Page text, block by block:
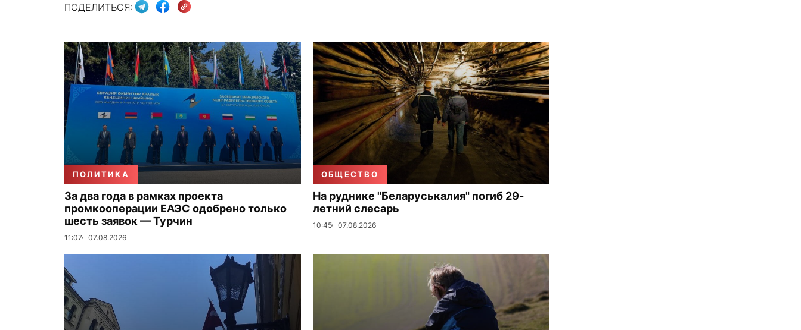
ПОДЕЛИТЬСЯ:
ПОЛИТИКА
За два года в рамках проекта
промкооперации ЕАЭС одобрено только
шесть заявок — Турчин
11:07 07.08.2026
ОБЩЕСТВО
На руднике "Беларуськалия" погиб 29-
летний слесарь
10:45 07.08.2026